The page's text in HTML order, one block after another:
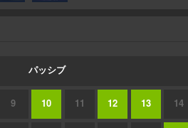
パッシブ
9 10 11 12 13 14